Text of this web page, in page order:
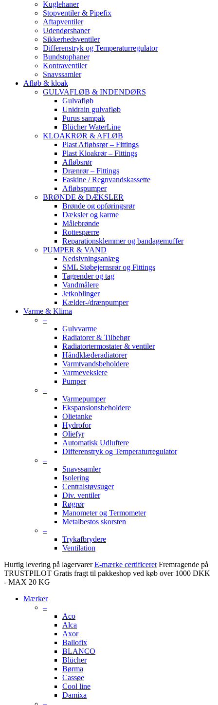
Kuglehaner
Stopventiler & Pipefix
Aftapventiler
Udendørshaner
Sikkerhedsventiler
Differenstryk og Temperaturregulator
Bundstophaner
Kontraventiler
Snavssamler
Afløb & kloak
GULVAFLØB & INDENDØRS
Gulvafløb
Unidrain gulvafløb
Purus sampak
Blücher WaterLine
KLOAKRØR & AFLØB
Plast Afløbsrør – Fittings
Plast Kloakrør – Fittings
Afløbsrør
Drænrør – Fittings
Faskine / Regnvandskassette
Afløbspumper
BRØNDE & DÆKSLER
Brønde og opføringsrør
Dæksler og karme
Målebrønde
Rottespærre
Reparationsklemmer og bandagemuffer
PUMPER & VAND
Nedsivningsanlæg
SML Støbejernsrør og Fittings
Tagrender og tag
Vandmålere
Jetkoblinger
Kælder-/drænpumper
Varme & Klima
–
Gulvvarme
Radiatorer & Tilbehør
Radiatortermostater & ventiler
Håndklæderadiatorer
Varmtvandsbeholdere
Varmevekslere
Pumper
–
Varmepumper
Ekspansionsbeholdere
Olietanke
Hydrofor
Oliefyr
Automatisk Udluftere
Differenstryk og Temperaturregulator
–
Snavssamler
Isolering
Centralstøvsuger
Div. ventiler
Røgrør
Manometer og Termometer
Metalbestos skorsten
–
Trykafbrydere
Ventilation
Hurtig levering på lagervarer E-mærke certificeret Fremragende på
TRUSTPILOT Gratis fragt til pakkeshop ved køb over 1000 DKK
- MAX 20 KG
Mærker
–
Aco
Alca
Axor
Ballofix
BLANCO
Blücher
Børma
Cassøe
Cool line
Damixa